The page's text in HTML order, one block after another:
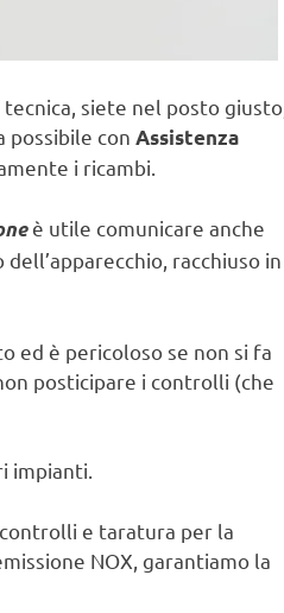
siete nel posto giusto,
possibile con Assistenza
i ricambi.
è utile comunicare anche
racchiuso in
ed è pericoloso se non si fa
posticipare i controlli (che
impianti.
e taratura per la
NOX, garantiamo la